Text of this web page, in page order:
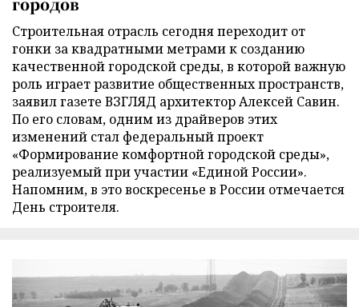
Строительная отрасль сегодня переходит от
гонки за квадратными метрами к созданию
качественной городской среды, в которой важную
роль играет развитие общественных пространств,
заявил газете ВЗГЛЯД архитектор Алексей Савин.
По его словам, одним из драйверов этих
изменений стал федеральный проект
«Формирование комфортной городской среды»,
реализуемый при участии «Единой России».
Напомним, в это воскресенье в России отмечается
День строителя.